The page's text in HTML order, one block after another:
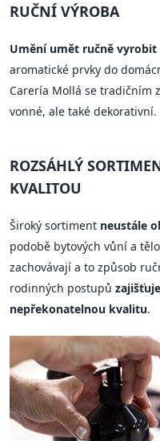
RUČNÍ VÝROBA
Umění umět ručně
aromatické prvky do
Carería Mollá se tradičním
vonné, ale také dekorativní.
ROZSÁHLÝ
KVALITOU
Široký sortiment neustále
podobě bytových vůní a
zachovávají a to způsob
rodinných postupů
nepřekonatelnou kvalitu.